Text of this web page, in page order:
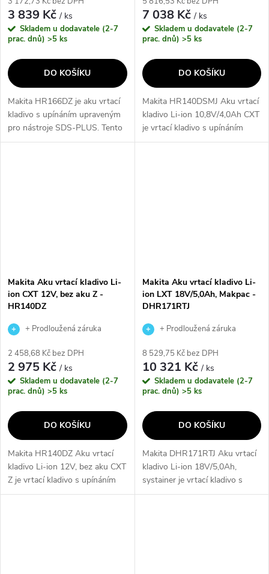
3 839 Kč/ ks
Skladem u dodavatele (2-7
prac. dnů) >5 ks
DO KOŠÍKU
Makita HR166DZ je aku vrtací
kladivo s upínáním upraveným
pro nástroje SDS-PLUS. Tento
velmi lehký a kompaktní stroj je
7 038 Kč/ ks
Skladem u dodavatele (2-7
prac. dnů) >5 ks
DO KOŠÍKU
Makita HR140DSMJ Aku vrtací
kladivo Li-ion 10,8V/4,0Ah CXT
je vrtací kladivo s upínáním
upraveným pro nástroje SDS-
Makita Aku vrtací kladivo Li-
ion CXT 12V, bez aku Z -
HR140DZ
+ Prodloužená záruka
2 458,68 Kč bez DPH
2 975 Kč/ ks
Skladem u dodavatele (2-7
prac. dnů) >5 ks
DO KOŠÍKU
Makita HR140DZ Aku vrtací
kladivo Li-ion 12V, bez aku CXT
Z je vrtací kladivo s upínáním
upraveným pro nástroje SDS-
Makita Aku vrtací kladivo Li-
ion LXT 18V/5,0Ah, Makpac -
DHR171RTJ
+ Prodloužená záruka
8 529,75 Kč bez DPH
10 321 Kč/ ks
Skladem u dodavatele (2-7
prac. dnů) >5 ks
DO KOŠÍKU
Makita DHR171RTJ Aku vrtací
kladivo Li-ion 18V/5,0Ah,
systainer je vrtací kladivo s
upínáním upraveným pro